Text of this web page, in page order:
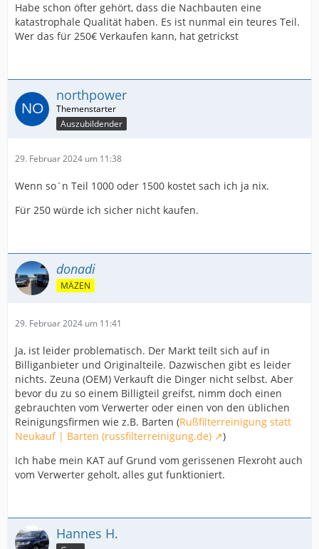
Habe schon öfter gehört, dass die Nachbauten eine
katastrophale Qualität haben. Es ist nunmal ein teures Teil.
Wer das für 250€ Verkaufen kann, hat getrickst
northpower
Auszubildender
29. Februar 2024 um 11:38
Wenn so´n Teil 1000 oder 1500 kostet sach ich ja nix.
Für 250 würde ich sicher nicht kaufen.
donadi
MÄZEN
29. Februar 2024 um 11:41
Ja, ist leider problematisch. Der Markt teilt sich auf in
Billiganbieter und Originalteile. Dazwischen gibt es leider
nichts. Zeuna (OEM) Verkauft die Dinger nicht selbst. Aber
bevor du zu so einem Billigteil greifst, nimm doch einen
gebrauchten vom Verwerter oder einen von den üblichen
Reinigungsfirmen wie z.B. Barten (Rußfilterreinigung statt
Neukauf | Barten (russfilterreinigung.de)
)
Ich habe mein KAT auf Grund vom gerissenen Flexroht auch
vom Verwerter geholt, alles gut funktioniert.
Hannes H.